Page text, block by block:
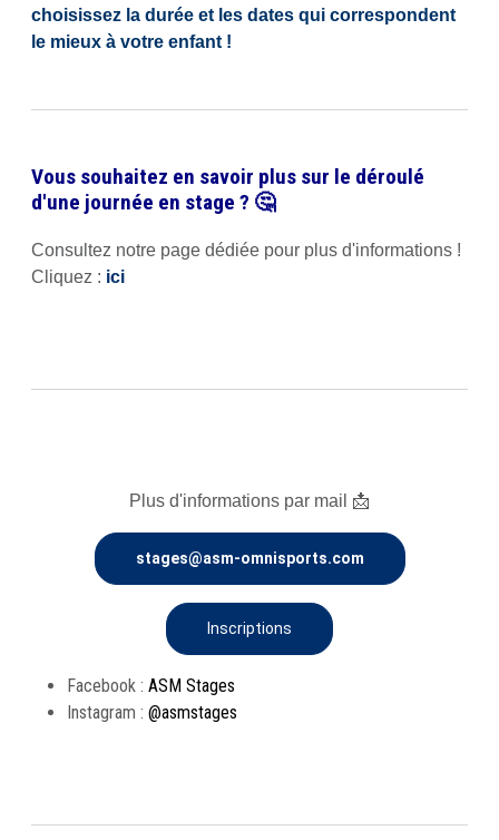
choisissez la durée et les dates qui correspondent
le mieux à votre enfant !
Vous souhaitez en savoir plus sur le déroulé
d'une journée en stage ? 🤔
Consultez notre page dédiée pour plus d'informations !
Cliquez : ici
Plus d'informations par mail 📩
stages@asm-omnisports.com
Inscriptions
Facebook : ASM Stages
Instagram : @asmstages